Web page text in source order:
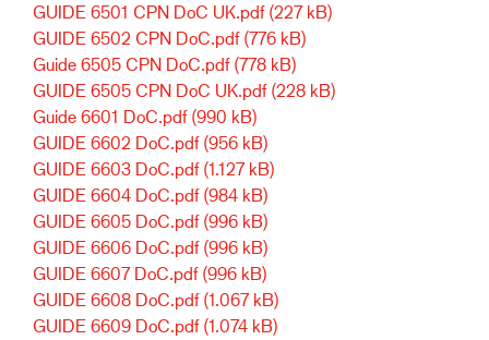
GUIDE 6501 CPN DoC UK.pdf (227 kB)
GUIDE 6502 CPN DoC.pdf (776 kB)
Guide 6505 CPN DoC.pdf (778 kB)
GUIDE 6505 CPN DoC UK.pdf (228 kB)
Guide 6601 DoC.pdf (990 kB)
GUIDE 6602 DoC.pdf (956 kB)
GUIDE 6603 DoC.pdf (1.127 kB)
GUIDE 6604 DoC.pdf (984 kB)
GUIDE 6605 DoC.pdf (996 kB)
GUIDE 6606 DoC.pdf (996 kB)
GUIDE 6607 DoC.pdf (996 kB)
GUIDE 6608 DoC.pdf (1.067 kB)
GUIDE 6609 DoC.pdf (1.074 kB)